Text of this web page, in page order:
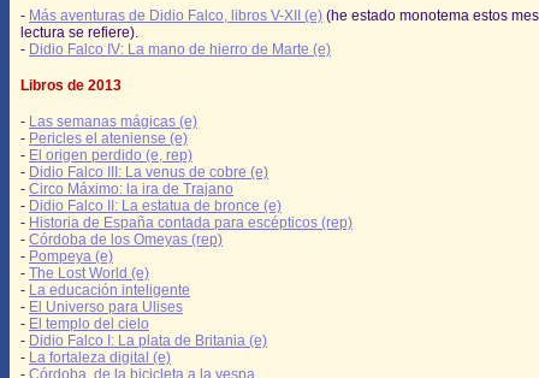
- Más aventuras de Didio Falco, libros V-XII (e) (he estado monotema estos
lectura se refiere).
- Didio Falco IV: La mano de hierro de Marte (e)
Libros de 2013
- Las semanas mágicas (e)
- Pericles el ateniense (e)
- El origen perdido (e, rep)
- Didio Falco III: La venus de cobre (e)
- Circo Máximo: la ira de Trajano
- Didio Falco II: La estatua de bronce (e)
- Historia de España contada para escépticos (rep)
- Córdoba de los Omeyas (rep)
- Pompeya (e)
- The Lost World (e)
- La educación inteligente
- El Universo para Ulises
- El templo del cielo
- Didio Falco I: La plata de Britania (e)
- La fortaleza digital (e)
- Córdoba, de la bicicleta a la vespa